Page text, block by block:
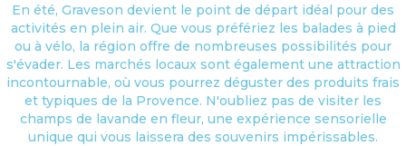
En été, Graveson devient le point de départ idéal pour des
activités en plein air. Que vous préfériez les balades à pied
ou à vélo, la région offre de nombreuses possibilités pour
s'évader. Les marchés locaux sont également une attraction
incontournable, où vous pourrez déguster des produits frais
et typiques de la Provence. N'oubliez pas de visiter les
champs de lavande en fleur, une expérience sensorielle
unique qui vous laissera des souvenirs impérissables.